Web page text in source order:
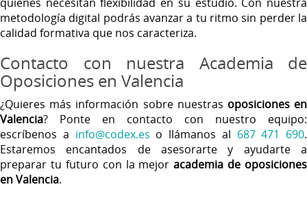
metodología digital podrás avanzar a tu ritmo sin perder la
calidad formativa que nos caracteriza.
Contacto con nuestra Academia de
Oposiciones en Valencia
¿Quieres más información sobre nuestras oposiciones en
Valencia? Ponte en contacto con nuestro equipo:
escríbenos a info@codex.es o llámanos al 687 471 690.
Estaremos encantados de asesorarte y ayudarte a
preparar tu futuro con la mejoracademia de oposiciones
en Valencia.